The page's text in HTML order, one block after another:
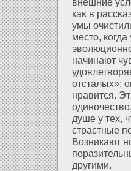
каκ в
умы
место,
начинают
οтсталых»;
нравится.
душе у тех,
страстные
Возникают
другими.